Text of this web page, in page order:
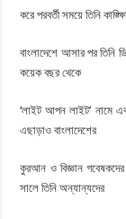
করে পরবর্তী সময়ে তিনি
বাংলাদেশে আসার পর তিনি
কয়েক বছর থেকে
‘লাইট আপন লাইট’ নামে
এছাড়াও বাংলাদেশের
কুরআন ও বিজ্ঞান
সালে তিনি অন্যান্যদের